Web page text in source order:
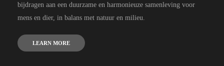
bijdragen aan een duurzame en harmonieuze samenleving voor
mens en dier, in balans met natuur en milieu.
LEARN MORE